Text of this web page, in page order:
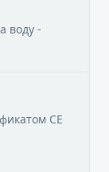
воду -
CE